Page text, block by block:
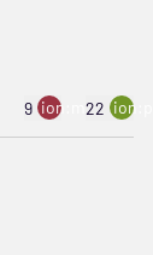
9 ion:minus
22